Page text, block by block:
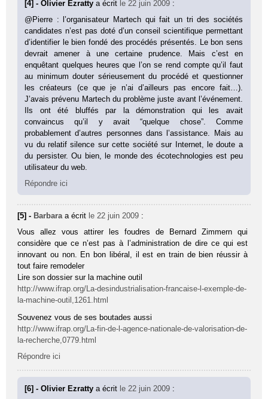
[4] - Olivier Ezrattya écrit le 22 juin 2009 :
@Pierre : l’organisateur Martech qui fait un tri des sociétés
candidates n’est pas doté d’un conseil scientifique permettant
d’identifier le bien fondé des procédés présentés. Le bon sens
devrait amener à une certaine prudence. Mais c’est en
enquêtant quelques heures que l’on se rend compte qu’il faut
au minimum douter sérieusement du procédé et questionner
les créateurs (ce que je n’ai d’ailleurs pas encore fait…).
J’avais prévenu Martech du problème juste avant l’événement.
Ils ont été bluffés par la démonstration qui les avait
convaincus qu’il y avait “quelque chose”. Comme
probablement d’autres personnes dans l’assistance. Mais au
vu du relatif silence sur cette société sur Internet, le doute a
du persister. Ou bien, le monde des écotechnologies est peu
utilisateur du web.
Répondre ici
[5] - Barbara a écrit le 22 juin 2009 :
Vous allez vous attirer les foudres de Bernard Zimmern qui
considère que ce n’est pas à l’administration de dire ce qui est
innovant ou non. En bon libéral, il est en train de bien réussir à
tout faire remodeler
Lire son dossier sur la machine outil
http://www.ifrap.org/La-desindustrialisation-francaise-l-exemple-de-
la-machine-outil,1261.html
Souvenez vous de ses boutades aussi
http://www.ifrap.org/La-fin-de-l-agence-nationale-de-valorisation-de-
la-recherche,0779.html
Répondre ici
[6] - Olivier Ezrattya écrit le 22 juin 2009 :